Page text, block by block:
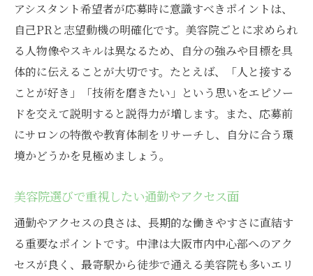
大阪市北区中津の美容院でスキルアップする方
法
美容院の研修やレッスン制度の活用方法
美容院アシスタントが成長できる具体的な
道
美容院で最先端技術を身につけるポイント
美容院アシスタントの動画学習活用術とは
る理由
美容院アシスタントが日々学ぶための習慣
未経験からでも安心な美容院アシスタントの現
場
アシスタント希望者が応募時に意識すべきポイントは、
自己PRと志望動機の明確化です。美容院ごとに求められ
る人物像やスキルは異なるため、自分の強みや目標を具
体的に伝えることが大切です。たとえば、「人と接する
ことが好き」「技術を磨きたい」という思いをエピソー
ドを交えて説明すると説得力が増します。また、応募前
にサロンの特徴や教育体制をリサーチし、自分に合う環
境かどうかを見極めましょう。
美容院選びで重視したい通勤やアクセス面
通勤やアクセスの良さは、長期的な働きやすさに直結す
る重要なポイントです。中津は大阪市内中心部へのアク
セスが良く、最寄駅から徒歩で通える美容院も多いエリ